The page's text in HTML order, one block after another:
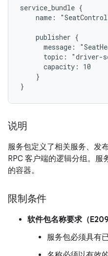
service_bundle {
name:
    publisher {
message:
topic: "driver-
      capacity: 10
    }
说明
服务包定义了相关服务、发
RPC 客户端的逻辑分组。服
的容器。
限制条件
软件包名称要求（
服务包必须具有